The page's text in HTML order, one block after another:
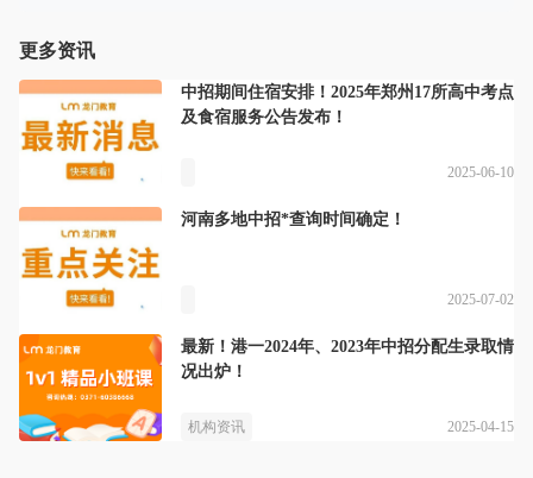
更多资讯
中招期间住宿安排！2025年郑州17所高中考点
及食宿服务公告发布！
2025-06-10
河南多地中招*查询时间确定！
2025-07-02
最新！港一2024年、2023年中招分配生录取情
况出炉！
机构资讯 2025-04-15